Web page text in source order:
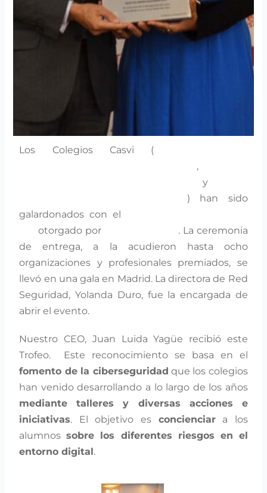
Los Colegios Casvi (
,
y
) han sido
galardonados con el
otorgado por
. La ceremonia
de entrega, a la acudieron hasta ocho
organizaciones y profesionales premiados, se
llevó en una gala en Madrid. La directora de Red
Seguridad, Yolanda Duro, fue la encargada de
abrir el evento.
Nuestro CEO, Juan Luida Yagüe recibió este
Trofeo. Este reconocimiento se basa en el
fomento de la ciberseguridad que los colegios
han venido desarrollando a lo largo de los años
mediante talleres y diversas acciones e
iniciativas. El objetivo es concienciara los
alumnossobre los diferentes riesgos en el
entorno digital .